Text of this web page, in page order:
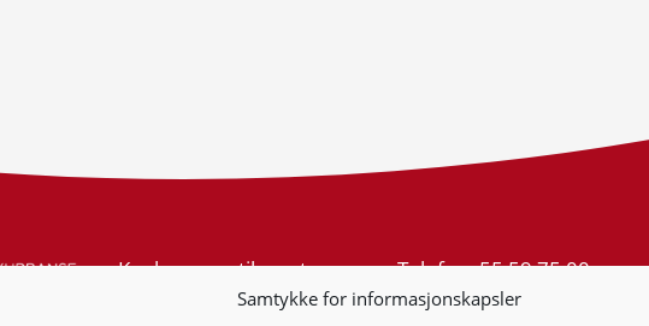
Samtykke for informasjonskapsler
Konkurransetilsynet
Postboks 439 Sentrum
Telefon:55 59 75 00
E-post:post@kt.no